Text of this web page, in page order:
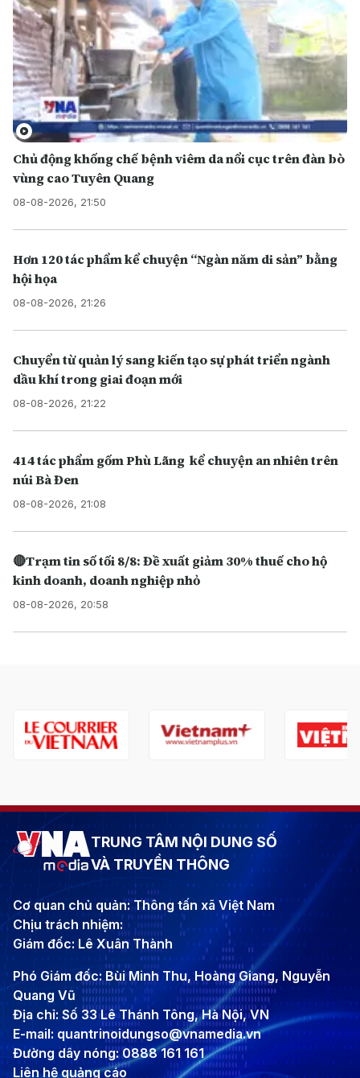
Chủ động khống chế bệnh viêm da nổi cục trên đàn bò
vùng cao Tuyên Quang
08-08-2026, 21:50
Hơn 120 tác phẩm kể chuyện “Ngàn năm di sản” bằng
hội họa
08-08-2026, 21:26
Chuyển từ quản lý sang kiến tạo sự phát triển ngành
dầu khí trong giai đoạn mới
08-08-2026, 21:22
414 tác phẩm gốm Phù Lãng kể chuyện an nhiên trên
núi Bà Đen
08-08-2026, 21:08
🔴Trạm tin số tối 8/8: Đề xuất giảm 30% thuế cho hộ
kinh doanh, doanh nghiệp nhỏ
08-08-2026, 20:58
TRUNG TÂM NỘI DUNG SỐ
VÀ TRUYỀN THÔNG
Cơ quan chủ quản: Thông tấn xã Việt Nam
Chịu trách nhiệm:
Giám đốc: Lê Xuân Thành
Phó Giám đốc: Bùi Minh Thu, Hoàng Giang, Nguyễn
Quang Vũ
Địa chỉ: Số 33 Lê Thánh Tông, Hà Nội, VN
E-mail: quantrinoidungso@vnamedia.vn
Đường dây nóng: 0888 161 161
Liên hệ quảng cáo